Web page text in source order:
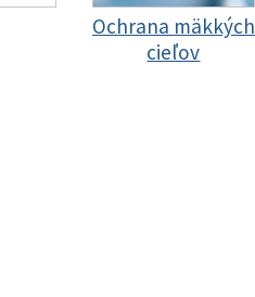
Ochrana mäkkých
cieľov